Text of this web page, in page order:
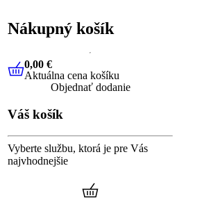
Nákupný košík
0,00 €Aktuálna cena košíku
0,00 €
Aktuálna cena košíku
Objednať dodanie
Váš košík
Vyberte službu, ktorá je pre Vás
najvhodnejšie